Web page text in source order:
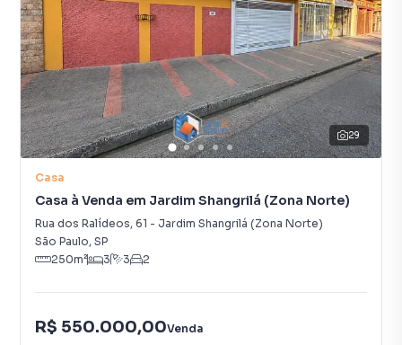
29
Casa
Casa à Venda em Jardim Shangrilá (Zona Norte)
Rua dos Ralídeos, 61 - Jardim Shangrilá (Zona Norte)
São Paulo, SP
250m² 3 3 2
R$ 550.000,00Venda